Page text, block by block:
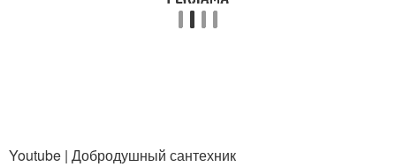
Youtube | Добродушный сантехник